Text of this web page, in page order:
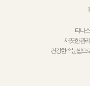
티나
깨끗한 관
건강한 속눈썹으